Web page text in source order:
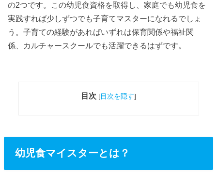
の2つです。この幼児食資格を取得し、家庭でも幼児食を
実践すれば少しずつでも子育てマスターになれるでしょ
う。子育ての経験があればいずれは保育関係や福祉関
係、カルチャースクールでも活躍できるはずです。
目次 [目次を隠す]
幼児食マイスターとは？